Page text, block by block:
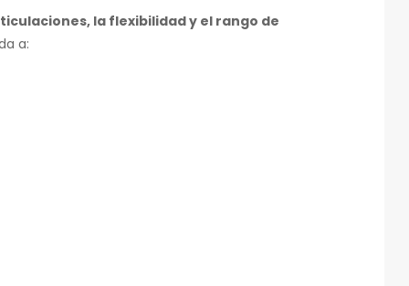
la flexibilidad y el rango de
a: